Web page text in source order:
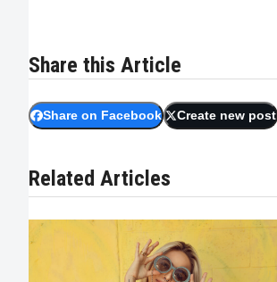
Share this Article
Share on Facebook Create new post
Related Articles